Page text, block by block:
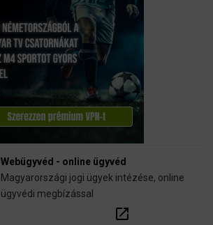
Webügyvéd - online ügyvéd
Magyarországi jogi ügyek intézése, online
ügyvédi megbízással
open_in_new